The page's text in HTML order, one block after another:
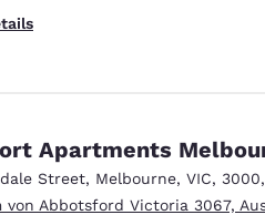
Apartments
Street, Melbourne, VIC, 3000,
von Abbotsford Victoria 3067,